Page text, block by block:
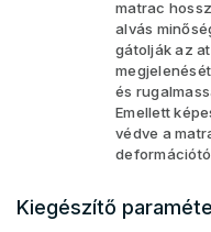
matrac
alvás
gátolják az
és
Emellett
védve a
Kiegészítő